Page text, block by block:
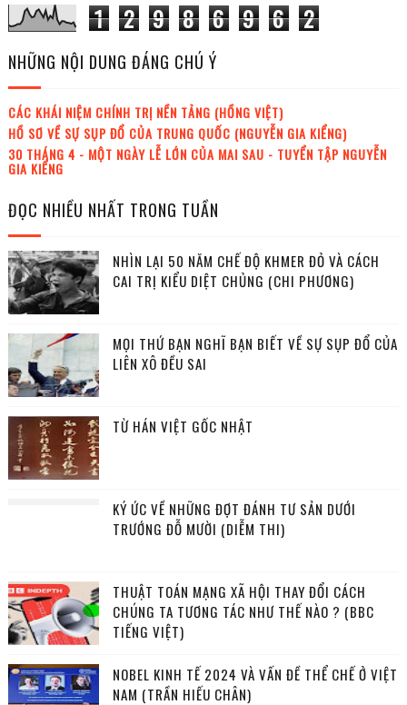
1 2 9 8 6 9 6 2
NHỮNG NỘI DUNG ĐÁNG CHÚ Ý
CÁC KHÁI NIỆM CHÍNH TRỊ NỀN TẢNG (HỒNG VIỆT)
HỒ SƠ VỀ SỰ SỤP ĐỔ CỦA TRUNG QUỐC (NGUYỄN GIA KIỂNG)
30 THÁNG 4 - MỘT NGÀY LỄ LỚN CỦA MAI SAU - TUYỂN TẬP NGUYỄN
GIA KIỂNG
ĐỌC NHIỀU NHẤT TRONG TUẦN
NHÌN LẠI 50 NĂM CHẾ ĐỘ KHMER ĐỎ VÀ CÁCH
CAI TRỊ KIỂU DIỆT CHỦNG (CHI PHƯƠNG)
MỌI THỨ BẠN NGHĨ BẠN BIẾT VỀ SỰ SỤP ĐỔ CỦA
LIÊN XÔ ĐỀU SAI
TỪ HÁN VIỆT GỐC NHẬT
KÝ ỨC VỀ NHỮNG ĐỢT ĐÁNH TƯ SẢN DƯỚI
TRƯỚNG ĐỖ MƯỜI (DIỄM THI)
THUẬT TOÁN MẠNG XÃ HỘI THAY ĐỔI CÁCH
CHÚNG TA TƯƠNG TÁC NHƯ THẾ NÀO ? (BBC
TIẾNG VIỆT)
NOBEL KINH TẾ 2024 VÀ VẤN ĐỀ THỂ CHẾ Ở VIỆT
NAM (TRẦN HIẾU CHÂN)